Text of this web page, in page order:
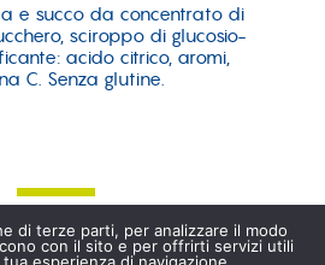
e succo da concentrato di
sciroppo di glucosio-
acido citrico, aromi,
C. Senza glutine.
NUTRIZIONALI
di terze parti, per analizzare il modo
con il sito e per offrirti servizi utili